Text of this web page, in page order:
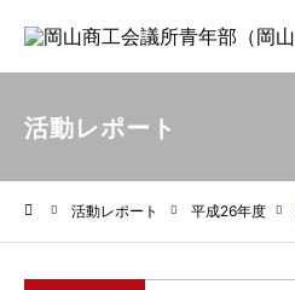
活動レポート
活動レポート 平成26年度